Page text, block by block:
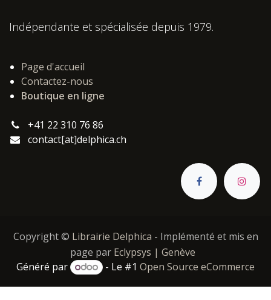
Indépendante et spécialisée depuis 1979.
Page d'accueil
Contactez-nous
Boutique en ligne
+41 22 310 76 86
contact[at]delphica.ch
Copyright © Librairie Delphica - Implémenté et mis en
page par Eclypsys | Genève
Généré par
- Le #1Open Source eCommerce